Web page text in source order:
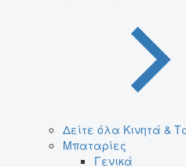
Δείτε όλα Κινητά &
Μπαταρίες
Γενικά